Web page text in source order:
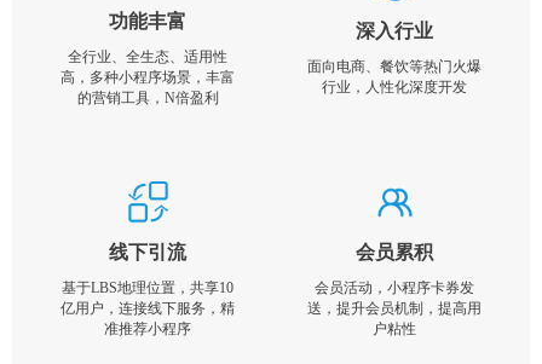
功能丰富
全行业、全生态、适用性
高，多种小程序场景，丰富
的营销工具，N倍盈利
深入行业
面向电商、餐饮等热门火爆
行业，人性化深度开发
线下引流
基于LBS地理位置，共享10
亿用户，连接线下服务，精
准推荐小程序
会员累积
会员活动，小程序卡券发
送，提升会员机制，提高用
户粘性